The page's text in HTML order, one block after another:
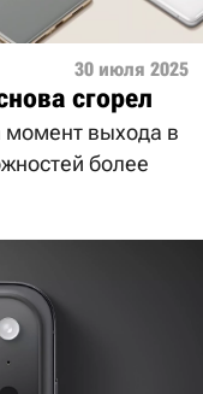
30 июля 2025
сгорел
момент выхода в
более